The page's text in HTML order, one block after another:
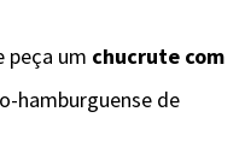
peça um chucrute com
hamburguense de